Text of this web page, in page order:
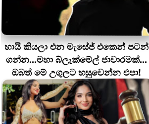
හායි කියලා එන මැසේජ් එකෙන් පටන්
ගන්න...මහා බ්ලැක්මේල් ජාවාරමක්...
ඔබත් මේ උගුලට හසුවෙන්න එපා!